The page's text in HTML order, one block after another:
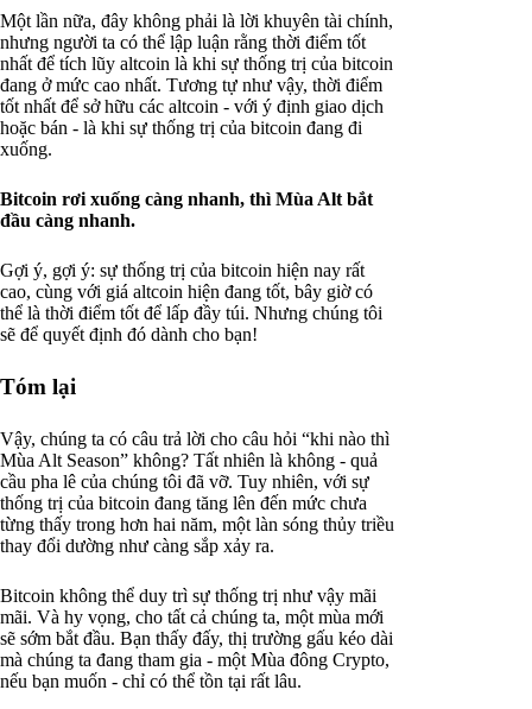
Một lần nữa, đây không phải là lời khuyên tài chính,
nhưng người ta có thể lập luận rằng thời điểm tốt
nhất để tích lũy altcoin là khi sự thống trị của bitcoin
đang ở mức cao nhất. Tương tự như vậy, thời điểm
tốt nhất để sở hữu các altcoin - với ý định giao dịch
hoặc bán - là khi sự thống trị của bitcoin đang đi
xuống.
Bitcoin rơi xuống càng nhanh, thì Mùa Alt bắt
đầu càng nhanh.
Gợi ý, gợi ý: sự thống trị của bitcoin hiện nay rất
cao, cùng với giá altcoin hiện đang tốt, bây giờ có
thể là thời điểm tốt để lấp đầy túi. Nhưng chúng tôi
sẽ để quyết định đó dành cho bạn!
Tóm lại
Vậy, chúng ta có câu trả lời cho câu hỏi “khi nào thì
Mùa Alt Season” không? Tất nhiên là không - quả
cầu pha lê của chúng tôi đã vỡ. Tuy nhiên, với sự
thống trị của bitcoin đang tăng lên đến mức chưa
từng thấy trong hơn hai năm, một làn sóng thủy triều
thay đổi dường như càng sắp xảy ra.
Bitcoin không thể duy trì sự thống trị như vậy mãi
mãi. Và hy vọng, cho tất cả chúng ta, một mùa mới
sẽ sớm bắt đầu. Bạn thấy đấy, thị trường gấu kéo dài
mà chúng ta đang tham gia - một Mùa đông Crypto,
nếu bạn muốn - chỉ có thể tồn tại rất lâu.